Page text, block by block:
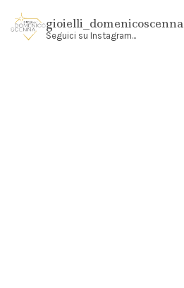
gioielli_domenicoscenna
Seguici su Instagram...